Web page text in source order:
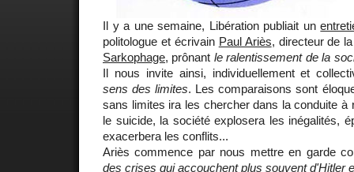
Il y a une semaine, Libération publiait un
politologue et écrivain Paul Ariès, directeur de
Sarkophage, prônant le ralentissement de la
Il nous invite ainsi, individuellement et
sens des limites. Les comparaisons sont
sans limites ira les chercher dans la conduite à
le suicide, la société explosera les inégalités,
exacerbera les conflits...
Ariès commence par nous mettre en garde
des crises qui accouchent plus souvent d'Hitler